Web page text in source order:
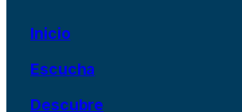
Inicio
Escucha
Descubre